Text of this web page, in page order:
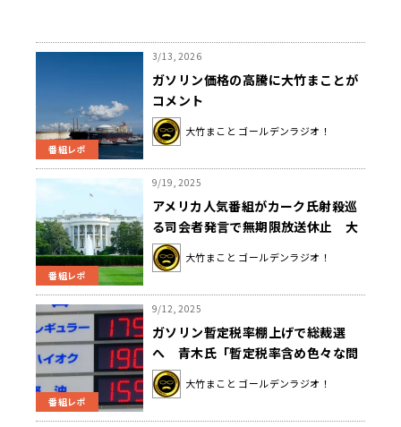
番組レポ
3/13, 2026
ガソリン価格の高騰に大竹まことが
コメント
大竹まこと ゴールデンラジオ！
番組レポ
9/19, 2025
アメリカ人気番組がカーク氏射殺巡
る司会者発言で無期限放送休止 大
竹「どんな発言も受け入れる民主主
義の土台があって欲しい」
大竹まこと ゴールデンラジオ！
番組レポ
9/12, 2025
ガソリン暫定税率棚上げで総裁選
へ 青木氏「暫定税率含め色々な問
題が１か月以上政治空白で進まな
い」
大竹まこと ゴールデンラジオ！